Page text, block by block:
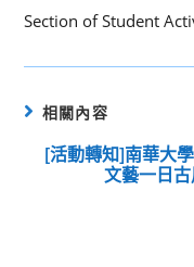
Section of Student
相關內容
[活動轉知]南華大
文藝一日